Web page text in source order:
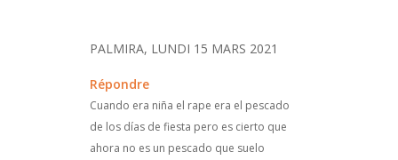
PALMIRA, LUNDI 15 MARS 2021
Répondre
Cuando era niña el rape era el pescado
de los días de fiesta pero es cierto que
ahora no es un pescado que suelo